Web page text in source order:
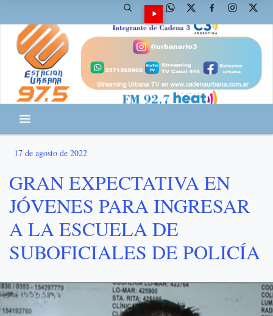
17 de agosto de 2022
GRAN EXPECTATIVA EN
JÓVENES PARA INGRESAR
A LA ESCUELA DE
SUBOFICIALES DE POLICÍA